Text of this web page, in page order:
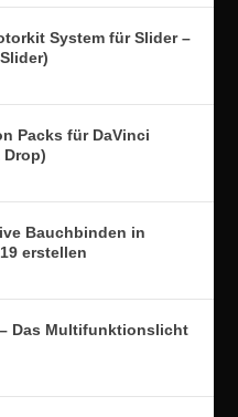
System für Slider –
Packs für DaVinci
Drop)
Bauchbinden in
erstellen
Das Multifunktionslicht